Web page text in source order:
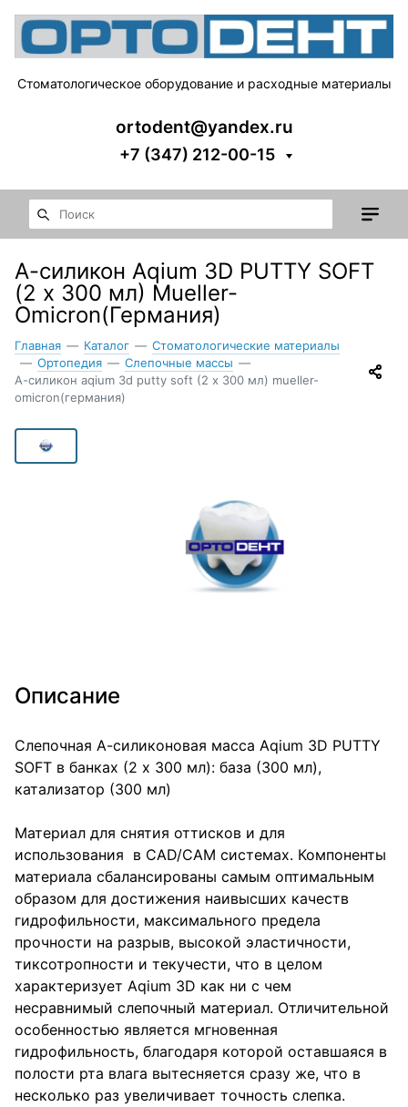
Стоматологическое оборудование и расходные материалы
ortodent@yandex.ru
+7 (347) 212-00-15
А-силикон Aqium 3D PUTTY SOFT
(2 х 300 мл) Mueller-
Omicron(Германия)
Главная — Каталог — Стоматологические материалы
— Ортопедия — Слепочные массы —
А-силикон aqium 3d putty soft (2 х 300 мл) mueller-
omicron(германия)
Описание
Слепочная А-силиконовая масса Aqium 3D PUTTY
SOFT в банках (2 х 300 мл): база (300 мл),
катализатор (300 мл)
Материал для снятия оттисков и для
использования в CAD/CAM системах. Компоненты
материала сбалансированы самым оптимальным
образом для достижения наивысших качеств
гидрофильности, максимального предела
прочности на разрыв, высокой эластичности,
тиксотропности и текучести, что в целом
характеризует Aqium 3D как ни с чем
несравнимый слепочный материал. Отличительной
особенностью является мгновенная
гидрофильность, благодаря которой оставшаяся в
полости рта влага вытесняется сразу же, что в
несколько раз увеличивает точность слепка.